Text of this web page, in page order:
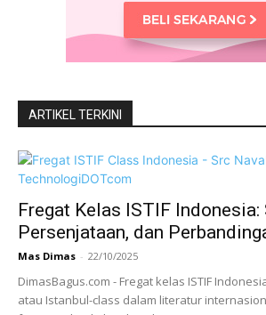
ARTIKEL TERKINI
Fregat Kelas ISTIF
Persenjataan, dan
Mas Dimas - 22/10/2025
DimasBagus.com - Fregat kelas ISTIF
atau Istanbul-class dalam literatur